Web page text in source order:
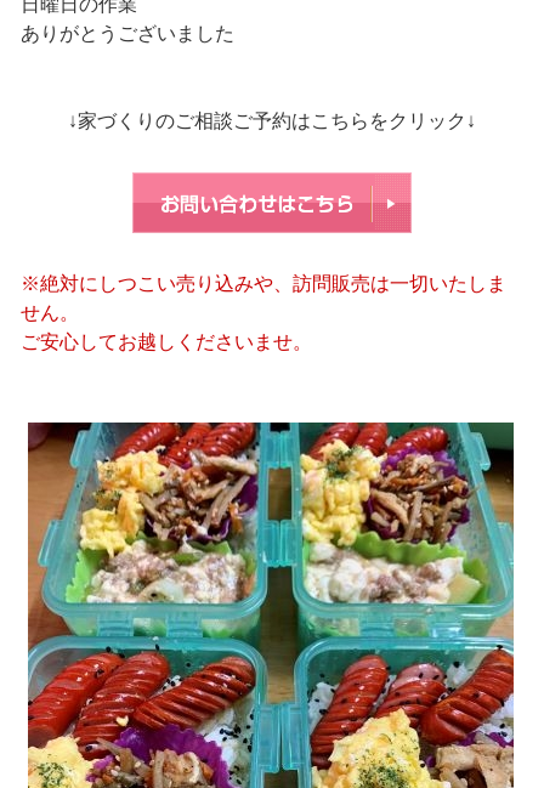
日曜日の作業
ありがとうございました
↓家づくりのご相談ご予約はこちらをクリック↓
※絶対にしつこい売り込みや、訪問販売は一切いたしま
せん。
ご安心してお越しくださいませ。